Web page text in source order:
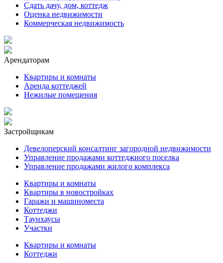
Сдать дачу, дом, коттедж
Оценка недвижимости
Коммерческая недвижимость
Арендаторам
Квартиры и комнаты
Аренда коттеджей
Нежилые помещения
Застройщикам
Девелоперский консалтинг загородной недвижимости
Управление продажами коттеджного поселка
Управление продажами жилого комплекса
Квартиры и комнаты
Квартиры в новостройках
Гаражи и машиноместа
Коттеджи
Таунхаусы
Участки
Квартиры и комнаты
Коттеджи